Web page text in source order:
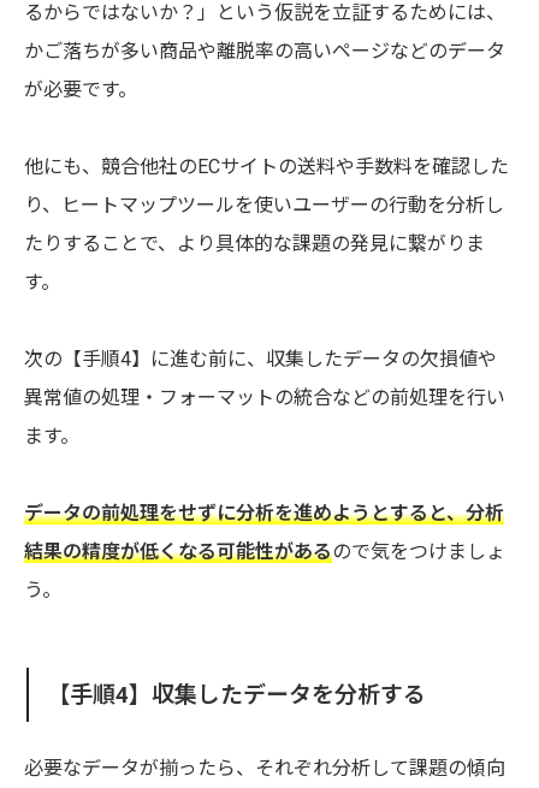
るからではないか？」という仮説を立証するためには、
かご落ちが多い商品や離脱率の高いページなどのデータ
が必要です。
他にも、競合他社のECサイトの送料や手数料を確認した
り、ヒートマップツールを使いユーザーの行動を分析し
たりすることで、より具体的な課題の発見に繋がりま
す。
次の【手順4】に進む前に、収集したデータの欠損値や
異常値の処理・フォーマットの統合などの前処理を行い
ます。
データの前処理をせずに分析を進めようとすると、分析
結果の精度が低くなる可能性があるので気をつけましょ
う。
【手順4】収集したデータを分析する
必要なデータが揃ったら、それぞれ分析して課題の傾向
①会員数
②顧客単価
③購入回数
④リピート率
⑦CVR（購入率）
⑧離脱率
⑨直帰率
⑪利益率